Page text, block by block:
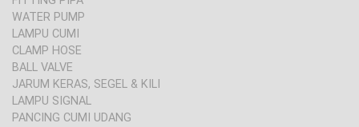
WATER PUMP
LAMPU CUMI
CLAMP HOSE
BALL VALVE
JARUM KERAS, SEGEL & KILI
LAMPU SIGNAL
PANCING CUMI UDANG